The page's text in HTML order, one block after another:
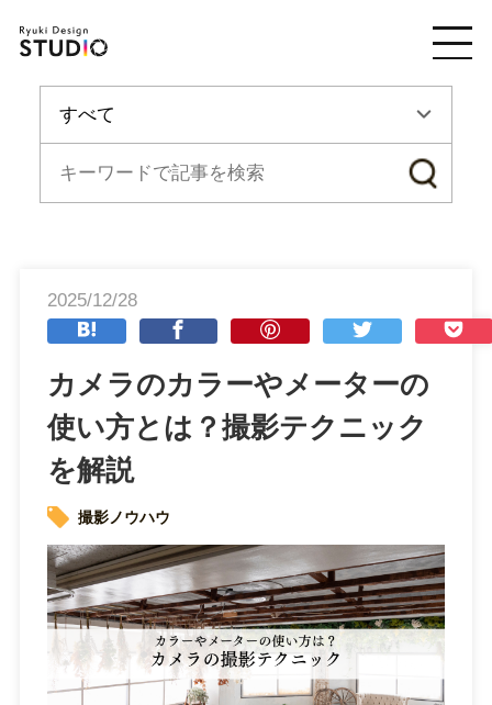
2025/12/28
カメラのカラーやメーターの
使い方とは？撮影テクニック
を解説
撮影ノウハウ